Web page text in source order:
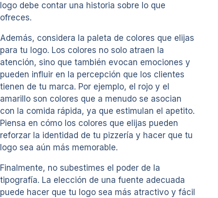
logo debe contar una historia sobre lo que
ofreces.
Además, considera la paleta de colores que elijas
para tu logo. Los colores no solo atraen la
atención, sino que también evocan emociones y
pueden influir en la percepción que los clientes
tienen de tu marca. Por ejemplo, el rojo y el
amarillo son colores que a menudo se asocian
con la comida rápida, ya que estimulan el apetito.
Piensa en cómo los colores que elijas pueden
reforzar la identidad de tu pizzería y hacer que tu
logo sea aún más memorable.
Finalmente, no subestimes el poder de la
tipografía. La elección de una fuente adecuada
puede hacer que tu logo sea más atractivo y fácil